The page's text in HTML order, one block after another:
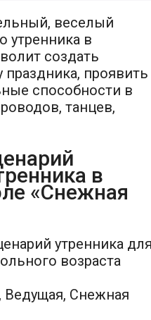
веселый
утренника в
создать
проявить
способности в
танцев,
в
«Снежная
утренника
возраста
Снежная